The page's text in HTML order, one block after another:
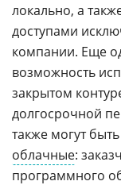
локально, а
доступами
компании. Еще
возможность
закрытом
долгосрочной
также могут
облачные:
программного